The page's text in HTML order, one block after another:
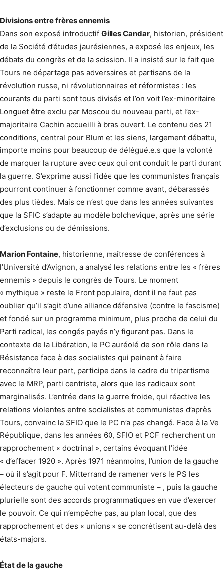
Divisions entre frères ennemis
Dans son exposé introductif Gilles Candar, historien, président
de la Société d’études jaurésiennes, a exposé les enjeux, les
débats du congrès et de la scission. Il a insisté sur le fait que
Tours ne départage pas adversaires et partisans de la
révolution russe, ni révolutionnaires et réformistes : les
courants du parti sont tous divisés et l’on voit l’ex-minoritaire
Longuet être exclu par Moscou du nouveau parti, et l’ex-
majoritaire Cachin accueilli à bras ouvert. Le contenu des 21
conditions, central pour Blum et les siens, largement débattu,
importe moins pour beaucoup de délégué.e.s que la volonté
de marquer la rupture avec ceux qui ont conduit le parti durant
la guerre. S’exprime aussi l’idée que les communistes français
pourront continuer à fonctionner comme avant, débarassés
des plus tièdes. Mais ce n’est que dans les années suivantes
que la SFIC s’adapte au modèle bolchevique, après une série
d’exclusions ou de démissions.
Marion Fontaine, historienne, maîtresse de conférences à
l’Université d’Avignon, a analysé les relations entre les « frères
ennemis » depuis le congrès de Tours. Le moment
« mythique » reste le Front populaire, dont il ne faut pas
oublier qu’il s’agit d’une alliance défensive (contre le fascisme)
et fondé sur un programme minimum, plus proche de celui du
Parti radical, les congés payés n’y figurant pas. Dans le
contexte de la Libération, le PC auréolé de son rôle dans la
Résistance face à des socialistes qui peinent à faire
reconnaître leur part, participe dans le cadre du tripartisme
avec le MRP, parti centriste, alors que les radicaux sont
marginalisés. L’entrée dans la guerre froide, qui réactive les
relations violentes entre socialistes et communistes d’après
Tours, convainc la SFIO que le PC n’a pas changé. Face à la Ve
République, dans les années 60, SFIO et PCF recherchent un
rapprochement « doctrinal », certains évoquant l’idée
« d’effacer 1920 ». Après 1971 néanmoins, l’union de la gauche
– où il s’agit pour F. Mitterrand de ramener vers le PS les
électeurs de gauche qui votent communiste – , puis la gauche
plurielle sont des accords programmatiques en vue d’exercer
le pouvoir. Ce qui n’empêche pas, au plan local, que des
rapprochement et des « unions » se concrétisent au-delà des
états-majors.
État de la gauche